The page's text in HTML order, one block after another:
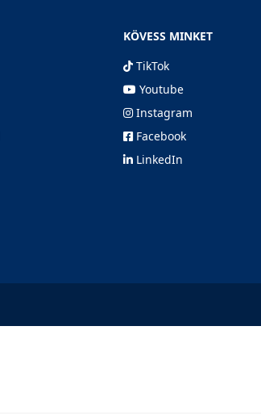
KÖVESS MINKET
TikTok
Youtube
Instagram
Facebook
LinkedIn